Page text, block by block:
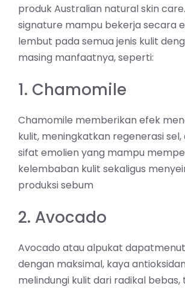
produk Australian natural skin
signature mampu bekerja secara
lembut pada semua jenis kulit
masing manfaatnya, seperti:⁣⁣⁣⁣⁣⁣
1. Chamomile
Chamomile memberikan efek
kulit, meningkatkan regenerasi sel,
sifat emolien yang mampu
kelembaban kulit sekaligus
produksi sebum⁣⁣⁣⁣⁣⁣
⁣⁣⁣⁣⁣2. Avocado
Avocado atau alpukat
dengan maksimal, kaya
melindungi kulit dari radikal bebas,